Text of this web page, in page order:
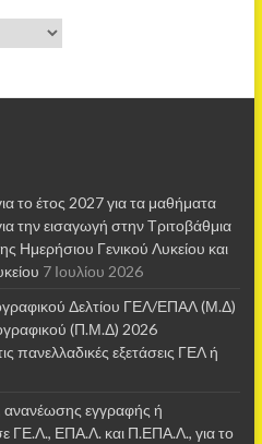
το έτος 2027 για τα μαθήματα
την εισαγωγή στην Τριτοβάθμια
Ημερήσιου Γενικού Λυκείου και
7 Ιουλίου 2026
Δελτίου ΓΕΛ/ΕΠΑΛ (Μ.Δ)
(Π.Μ.Δ) 2026
πανελλαδικές εξετάσεις ΓΕΛ ή
ανανέωσης εγγραφής ή
ΓΕ.Λ., ΕΠΑ.Λ. και Π.ΕΠΑ.Λ., για το